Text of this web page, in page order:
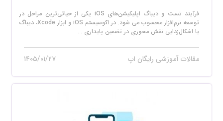
فرآیند تست و دیباگ اپلیکیشن‌های iOS یکی از حیاتی‌ترین مراحل در
توسعه نرم‌افزار محسوب می‌ شود. در اکوسیستم iOS و ابزار Xcode، دیباگ
یا اشکال‌زدایی نقش محوری در تضمین پایداری ...
مقالات آموزشی رایگان اپ ۱۴۰۵/۰۱/۲۷